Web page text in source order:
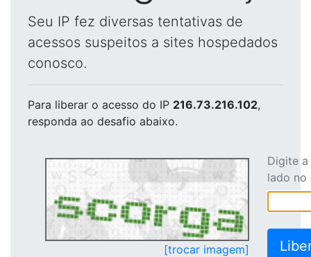
Seu IP fez diversas tentativas de
acessos suspeitos a sites hospedados
conosco.
Para liberar o acesso do IP 216.73.216.102,
responda ao desafio abaixo.
[trocar imagem]
Digite
lado no